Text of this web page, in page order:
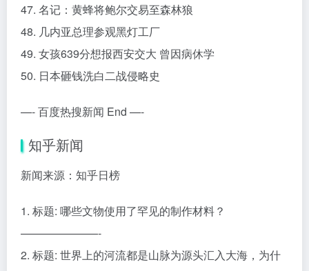
47. 名记：黄蜂将鲍尔交易至森林狼
48. 几内亚总理参观黑灯工厂
49. 女孩639分想报西安交大 曾因病休学
50. 日本砸钱洗白二战侵略史
—- 百度热搜新闻 End —-
知乎新闻
新闻来源：知乎日榜
1. 标题: 哪些文物使用了罕见的制作材料？
———————-
2. 标题: 世界上的河流都是山脉为源头汇入大海，为什